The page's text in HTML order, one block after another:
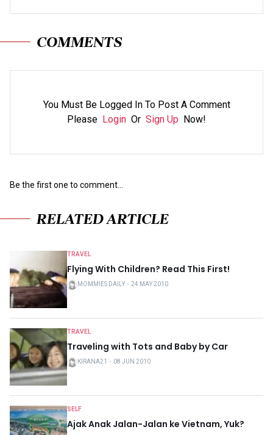
COMMENTS
You Must Be Logged In To Post A Comment
Please Login Or Sign Up Now!
Be the first one to comment...
RELATED ARTICLE
TRAVEL
Flying With Children? Read This First!
MOMMIES DAILY ・ 24 MAY 2010
TRAVEL
Traveling with Tots and Baby by Car
KIRANA21 ・ 08 JUN 2010
SELF
Ajak Anak Jalan-Jalan ke Vietnam, Yuk?